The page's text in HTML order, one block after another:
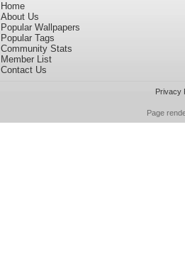
Home
About Us
Popular Wallpapers
Popular Tags
Community Stats
Member List
Contact Us
Privacy
Page